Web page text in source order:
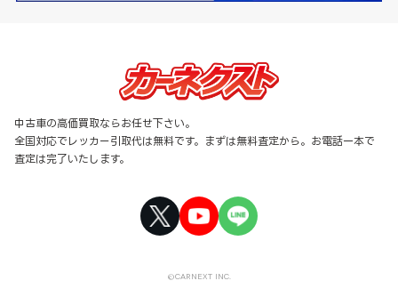
中古車の高価買取ならお任せ下さい。
全国対応でレッカー引取代は無料です。まずは無料査定から。お電話一本で
査定は完了いたします。
©CARNEXT INC.